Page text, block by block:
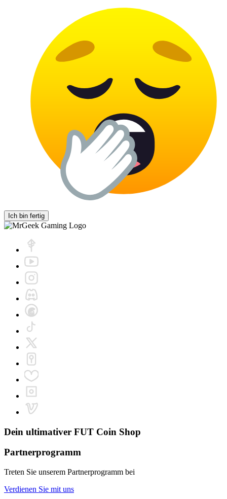
Ich bin fertig
Dein ultimativer FUT Coin Shop
Partnerprogramm
Treten Sie unserem Partnerprogramm bei
Verdienen Sie mit uns